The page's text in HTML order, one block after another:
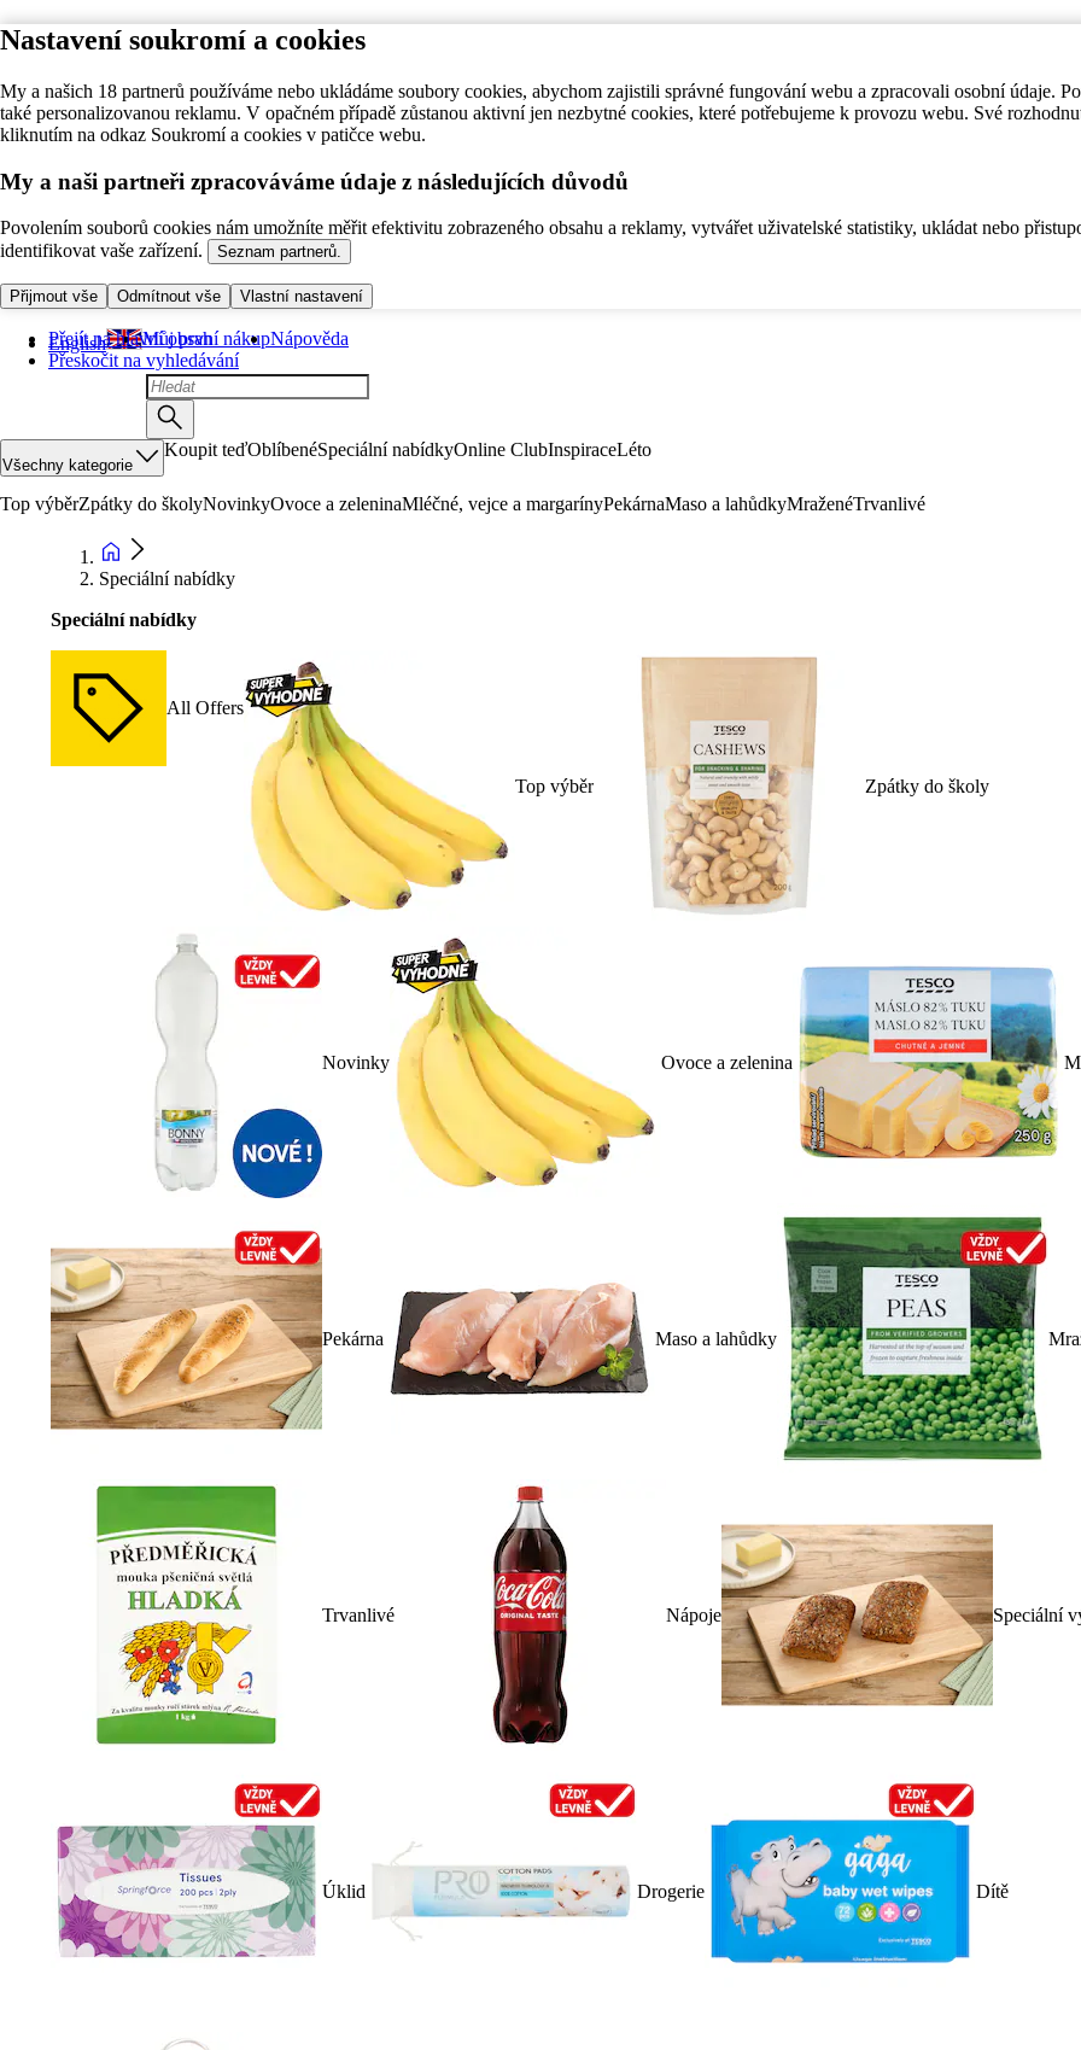
Nastavení soukromí a cookies
My a našich 18 partnerů používáme nebo ukládáme soubory cookies, abychom zajistili správné fungování webu a zpracovali osobní údaje.
také personalizovanou reklamu. V opačném případě zůstanou aktivní jen nezbytné cookies, které potřebujeme k provozu webu. Své
kliknutím na odkaz Soukromí a cookies v patičce webu.
My a naši partneři zpracováváme údaje z následujících důvodů
Povolením souborů cookies nám umožníte měřit efektivitu zobrazeného obsahu a reklamy, vytvářet uživatelské statistiky, ukládat nebo
identifikovat vaše zařízení.
Seznam partnerů.
Přijmout vše Odmítnout vše Vlastní nastavení
Přejít na hlavní obsah
Přeskočit na vyhledávání
English Můj první nákupNápověda
Všechny kategorie
Koupit teďOblíbenéSpeciální nabídkyOnline ClubInspiraceLéto
Top výběrZpátky do školyNovinkyOvoce a zeleninaMléčné, vejce a margarínyPekárnaMaso a lahůdkyMraženéTrvanlivé
Speciální nabídky
Speciální nabídky
All Offers
Top výběr Zpátky do školy
Novinky Ovoce a zelenina
Pekárna Maso a lahůdky
Trvanlivé Nápoje Speciální
Úklid Drogerie Dítě